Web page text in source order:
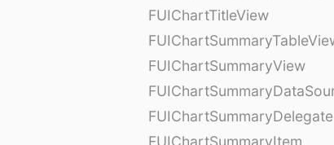
FUIChartTitleView
FUIChartSummaryView
FUIChartSummaryDelegate
FUIChartSummaryItem